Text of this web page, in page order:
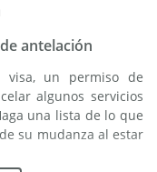
antelación
visa, un permiso de
algunos servicios
una lista de lo que
su mudanza al estar